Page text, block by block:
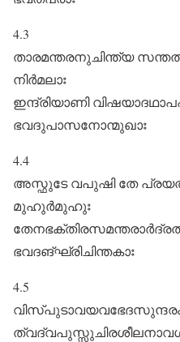
4.3
താരമന്തരനുചിന്ത്യ
നിർമലാഃ
ഇന്ദ്രിയാണി
ഭവദുപാസനോന്മുഖാഃ
4.4
അസ്ഫുടേ വപുഷി തേ
മുഹുർമുഹുഃ
ഭവദങ്ഘ്രിചിന്തകാഃ
4.5